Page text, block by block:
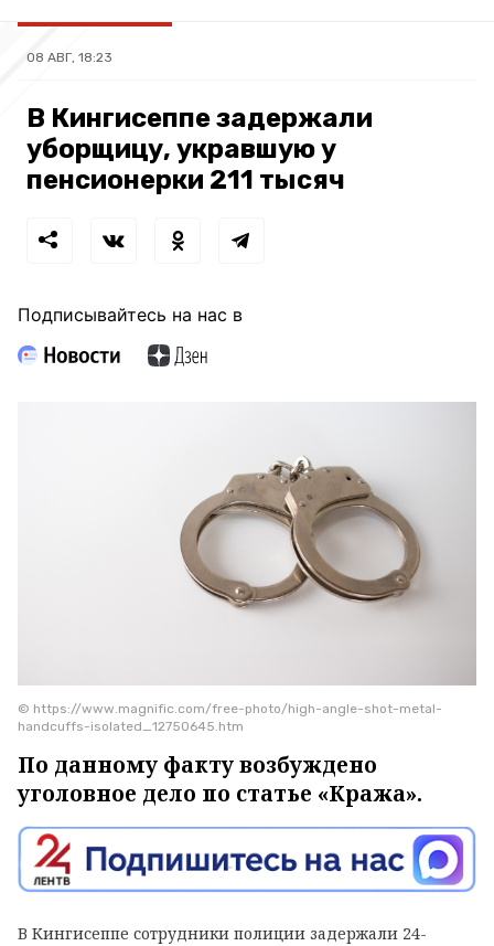
08 АВГ, 18:23
В Кингисеппе задержали
уборщицу, укравшую у
пенсионерки 211 тысяч
Подписывайтесь на нас в
© https://www.magnific.com/free-photo/high-angle-shot-metal-
handcuffs-isolated_12750645.htm
По данному факту возбуждено
уголовное дело по статье «Кража».
В Кингисеппе сотрудники полиции задержали 24-